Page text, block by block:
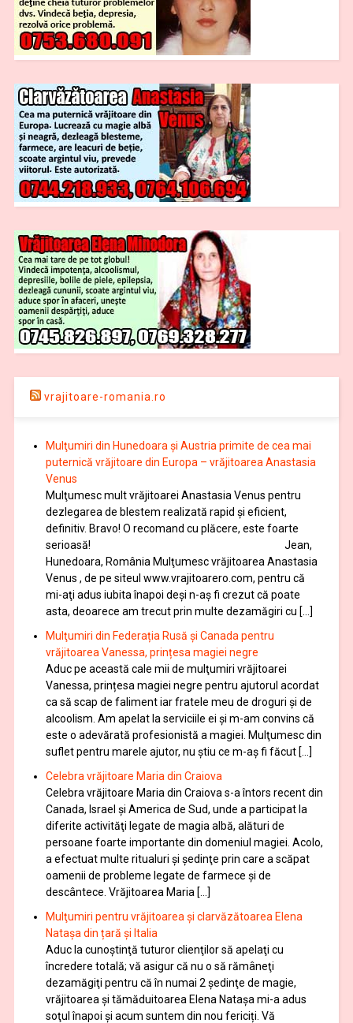
vrajitoare-romania.ro
Mulţumiri din Hunedoara și Austria primite de cea mai
puternică vrăjitoare din Europa – vrăjitoarea Anastasia
Venus
Mulţumesc mult vrăjitoarei Anastasia Venus pentru
dezlegarea de blestem realizată rapid și eficient,
definitiv. Bravo! O recomand cu plăcere, este foarte
serioasă! Jean,
Hunedoara, România Mulţumesc vrăjitoarea Anastasia
Venus , de pe siteul www.vrajitoarero.com, pentru că
mi-aţi adus iubita înapoi deşi n-aş fi crezut că poate
asta, deoarece am trecut prin multe dezamăgiri cu […]
Mulţumiri din Federația Rusă și Canada pentru
vrăjitoarea Vanessa, prințesa magiei negre
Aduc pe această cale mii de mulţumiri vrăjitoarei
Vanessa, prințesa magiei negre pentru ajutorul acordat
ca să scap de faliment iar fratele meu de droguri și de
alcoolism. Am apelat la serviciile ei şi m-am convins că
este o adevărată profesionistă a magiei. Mulţumesc din
suflet pentru marele ajutor, nu știu ce m-aș fi făcut […]
Celebra vrăjitoare Maria din Craiova
Celebra vrăjitoare Maria din Craiova s-a întors recent din
Canada, Israel şi America de Sud, unde a participat la
diferite activităţi legate de magia albă, alături de
persoane foarte importante din domeniul magiei. Acolo,
a efectuat multe ritualuri şi şedinţe prin care a scăpat
oamenii de probleme legate de farmece şi de
descântece. Vrăjitoarea Maria […]
Mulţumiri pentru vrăjitoarea și clarvăzătoarea Elena
Natașa din țară și Italia
Aduc la cunoştinţă tuturor clienţilor să apelaţi cu
încredere totală; vă asigur că nu o să rămâneţi
dezamăgiţi pentru că în numai 2 şedinţe de magie,
vrăjitoarea și tămăduitoarea Elena Natașa mi-a adus
soţul înapoi și acum suntem din nou fericiți. Vă